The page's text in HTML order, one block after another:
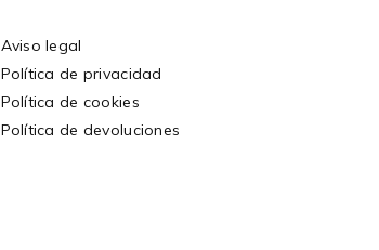
Aviso legal
Política de privacidad
Política de cookies
Política de devoluciones